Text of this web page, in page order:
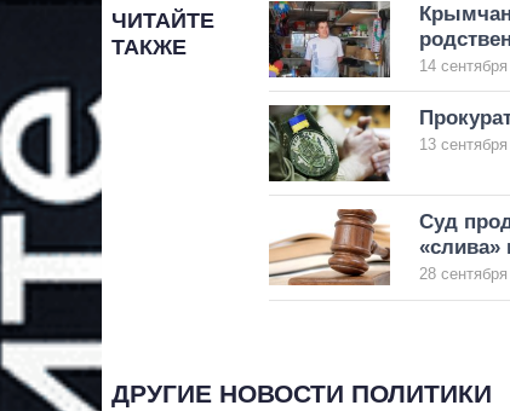
ЧИТАЙТЕ
ТАКЖЕ
14
13
Суд
28
ДРУГИЕ НОВОСТИ ПОЛИТИКИ